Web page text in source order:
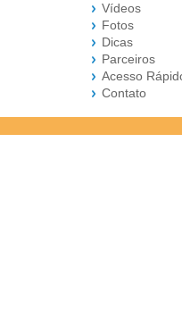
Vídeos
Fotos
Dicas
Parceiros
Acesso
Contato